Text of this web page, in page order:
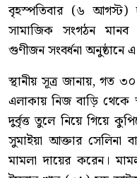
বৃহস্পতিবার (৬ আগস্ট)
সামাজিক সংগঠন
গুণীজন সংবর্ধনা অনুষ্ঠানে
স্থানীয় সূত্র জানায়, গত
এলাকায় নিজ বাড়ি থেকে
দুর্বৃত্ত তুলে নিয়ে গিয়ে
সুমাইয়া আক্তার সেলিনা
মামলা দায়ের করেন।